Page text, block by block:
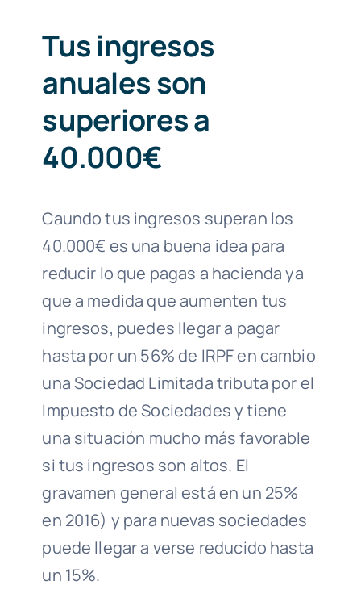
Tus ingresos
anuales son
superiores a
40.000€
Caundo tus ingresos superan los
40.000€ es una buena idea para
reducir lo que pagas a hacienda ya
que a medida que aumenten tus
ingresos, puedes llegar a pagar
hasta por un 56% de IRPF en cambio
una Sociedad Limitada tributa por el
Impuesto de Sociedades y tiene
una situación mucho más favorable
si tus ingresos son altos. El
gravamen general está en un 25%
en 2016) y para nuevas sociedades
puede llegar a verse reducido hasta
un 15%.